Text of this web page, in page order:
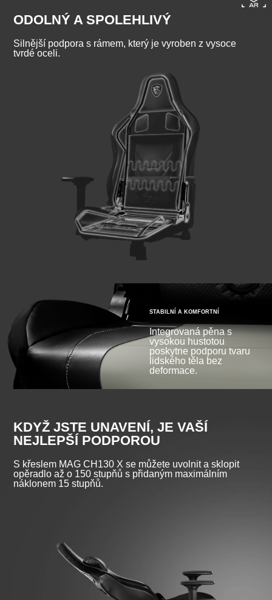
ODOLNÝ A SPOLEHLIVÝ
Silnější podpora s rámem, který je vyroben z vysoce
tvrdé oceli.
STABILNÍ A KOMFORTNÍ
Integrovaná pěna s
vysokou hustotou
poskytne podporu tvaru
lidského těla bez
deformace.
KDYŽ JSTE UNAVENÍ, JE VAŠÍ
NEJLEPŠÍ PODPOROU
S křeslem MAG CH130 X se můžete uvolnit a sklopit
opěradlo až o 150 stupňů s přidaným maximálním
náklonem 15 stupňů.